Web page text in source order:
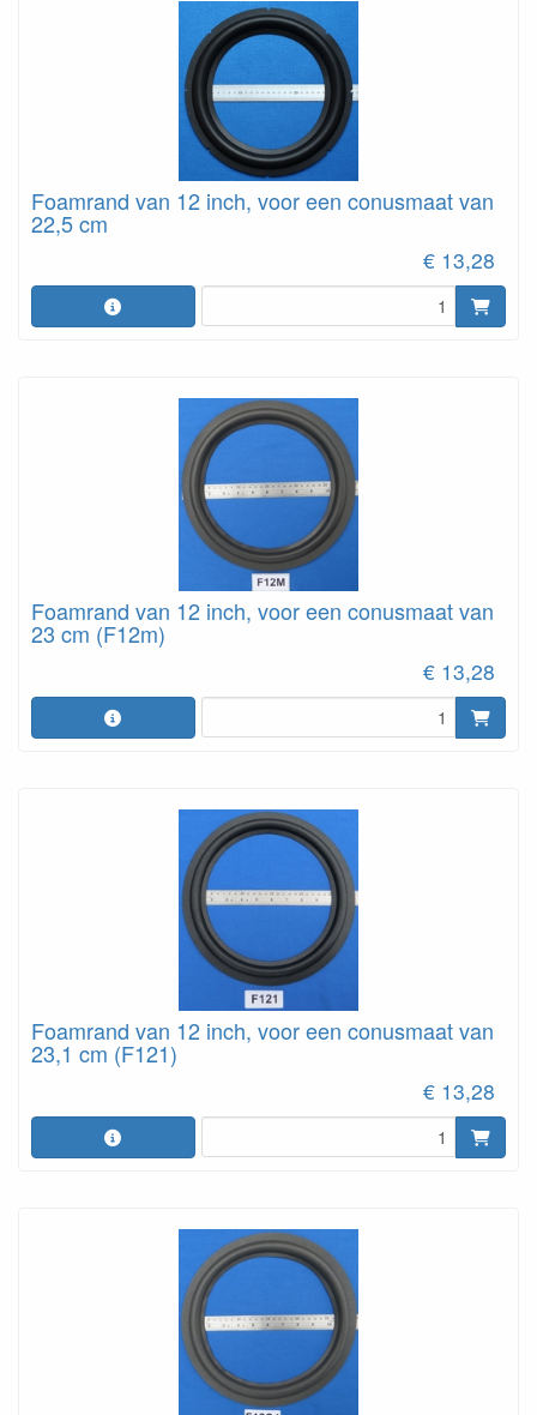
Foamrand van 12 inch, voor een conusmaat van
22,5 cm
€ 13,28
Foamrand van 12 inch, voor een conusmaat van
23 cm (F12m)
€ 13,28
Foamrand van 12 inch, voor een conusmaat van
23,1 cm (F121)
€ 13,28